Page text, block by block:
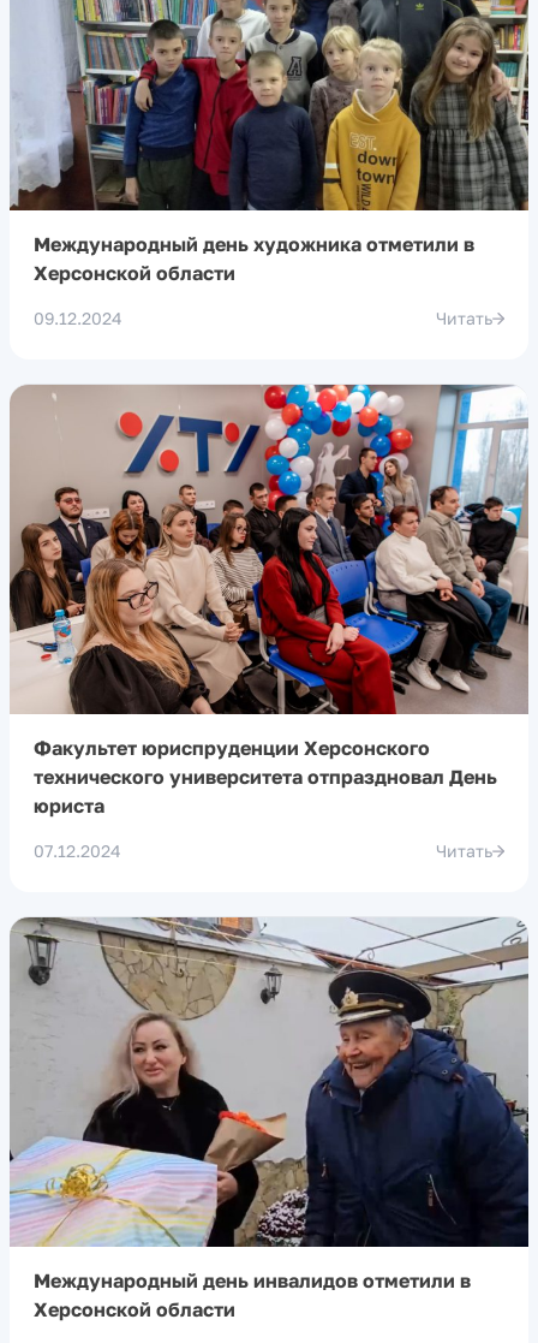
Международный день художника отметили в
Херсонской области
09.12.2024 Читать
Факультет юриспруденции Херсонского
технического университета отпраздновал День
юриста
07.12.2024 Читать
Международный день инвалидов отметили в
Херсонской области